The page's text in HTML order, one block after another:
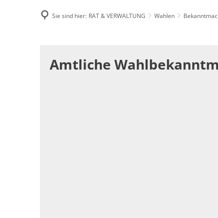
E-
Sie sind hier: RAT & VERWALTUNG Wahlen
Bekanntmachungen
Amtliche